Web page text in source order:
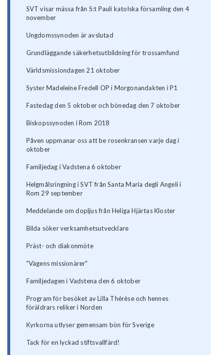
SVT visar mässa från S:t Pauli katolska församling den 4
november
Ungdomssynoden är avslutad
Grundläggande säkerhetsutbildning för trossamfund
Världsmissiondagen 21 oktober
Syster Madeleine Fredell OP i Morgonandakten i P1
Fastedag den 5 oktober och bönedag den 7 oktober
Biskopssynoden i Rom 2018
Påven uppmanar oss att be rosenkransen varje dag i
oktober
Familjedag i Vadstena 6 oktober
Helgmålsringning i SVT från Santa Maria degli Angeli i
Rom 29 september
Meddelande om dopljus från Heliga Hjärtas Kloster
Bilda söker verksamhetsutvecklare
Präst- och diakonmöte
"Vägens missionärer"
Familjedagen i Vadstena den 6 oktober
Program för besöket av Lilla Thérèse och hennes
föräldrars reliker i Norden
Kyrkorna utlyser gemensam bön för Sverige
Tack för en lyckad stiftsvallfärd!